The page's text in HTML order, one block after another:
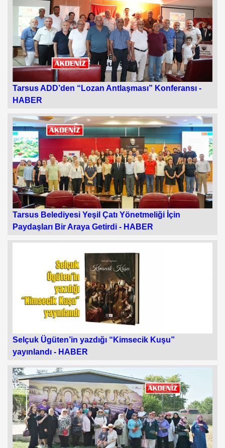
Tarsus ADD’den “Lozan Antlaşması” Konferansı -
HABER
Tarsus Belediyesi Yeşil Çatı Yönetmeliği İçin
Paydaşları Bir Araya Getirdi - HABER
Selçuk Ügüten’in yazdığı “Kimsecik Kuşu”
yayınlandı - HABER